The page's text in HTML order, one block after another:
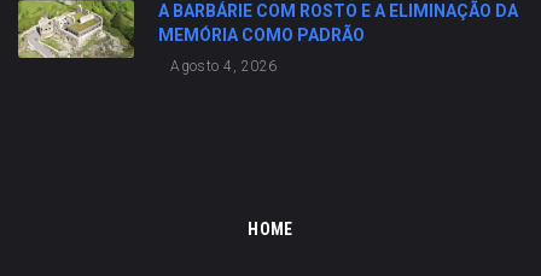
A BARBÁRIE COM ROSTO E A ELIMINAÇÃO DA
MEMÓRIA COMO PADRÃO
Agosto 4, 2026
HOME